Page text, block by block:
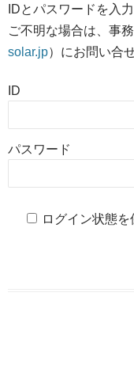
IDとパスワードを入
ご不明な場合は、事
solar.jp）にお問い合
ID
パスワード
ログイン状態を